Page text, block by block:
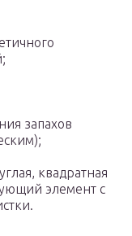
запахов
квадратная
элемент с